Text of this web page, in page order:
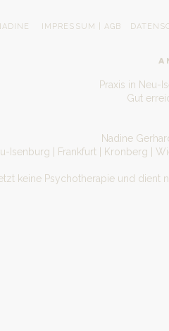
IMPRESSUM | AGB
Praxis in Neu-
Gut
Nadine
Isenburg | Frankfurt | Kronberg |
keine Psychotherapie und dient